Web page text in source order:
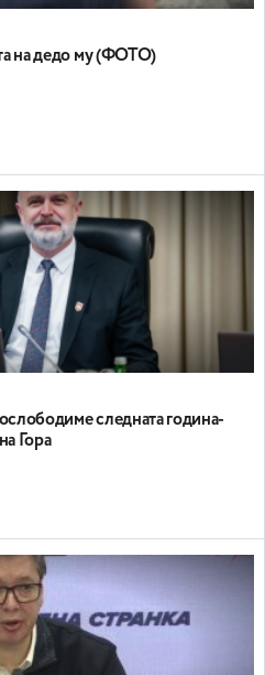
на дедо му (ФОТО)
следната година-
Гора